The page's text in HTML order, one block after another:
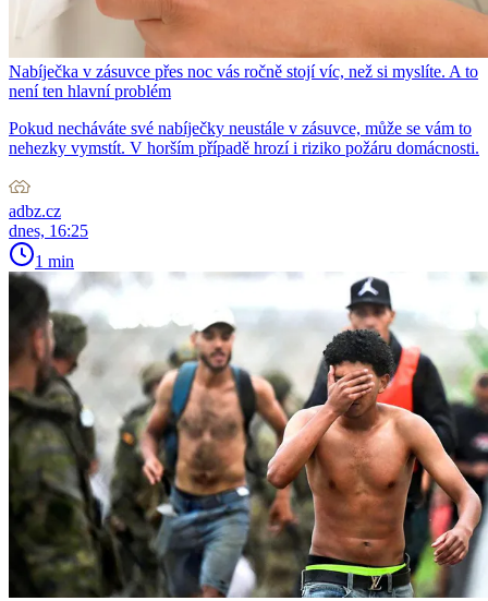
Nabíječka v zásuvce přes noc vás ročně stojí víc, než si myslíte. A to
není ten hlavní problém
Pokud necháváte své nabíječky neustále v zásuvce, může se vám to
nehezky vymstít. V horším případě hrozí i riziko požáru domácnosti.
adbz.cz
dnes, 16:25
1 min